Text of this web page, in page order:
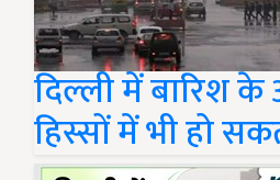
दिल्ली में बारिश
हिस्सों में भी हो